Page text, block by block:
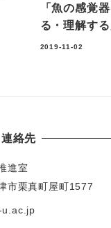
「魚の感覚
る・理解す
2019-11-02
連絡先
進室
市栗真町屋町1577